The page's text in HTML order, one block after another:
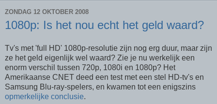
ZONDAG 12 OKTOBER 2008
1080p: Is het nou echt het geld waard?
Tv's met 'full HD' 1080p-resolutie zijn nog erg duur, maar zijn
ze het geld eigenlijk wel waard? Zie je nu werkelijk een
enorm verschil tussen 720p, 1080i en 1080p? Het
Amerikaanse CNET deed een test met een stel HD-tv's en
Samsung Blu-ray-spelers, en kwamen tot een enigszins
opmerkelijke conclusie.